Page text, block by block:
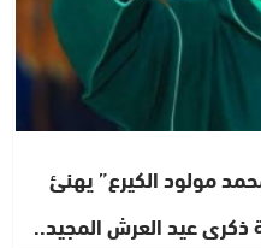
مولود الكيرع” يهنئ
عيد العرش المجيد..